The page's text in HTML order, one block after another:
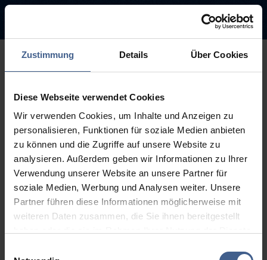
Zustimmung Details Über Cookies
Diese Webseite verwendet Cookies
Wir verwenden Cookies, um Inhalte und Anzeigen zu
personalisieren, Funktionen für soziale Medien anbieten
zu können und die Zugriffe auf unsere Website zu
analysieren. Außerdem geben wir Informationen zu Ihrer
Verwendung unserer Website an unsere Partner für
soziale Medien, Werbung und Analysen weiter. Unsere
Partner führen diese Informationen möglicherweise mit
weiteren Daten zusammen, die Sie ihnen bereitgestellt
Entschuldigung diese Seite ist
leider nicht verfügbar
Der Link, dem Sie gefolgt sind, ist möglicherweise defekt oder die
Seite wurde entfernt.
Zurück zur Startseite Zur Suche